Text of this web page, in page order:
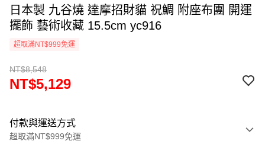
日本製 九谷燒 達摩招財貓 祝鯛 附座布團 開運
擺飾 藝術收藏 15.5cm yc916
超取滿NT$999免運
NT$8,548
NT$5,129
付款與運送方式
超取滿NT$999免運